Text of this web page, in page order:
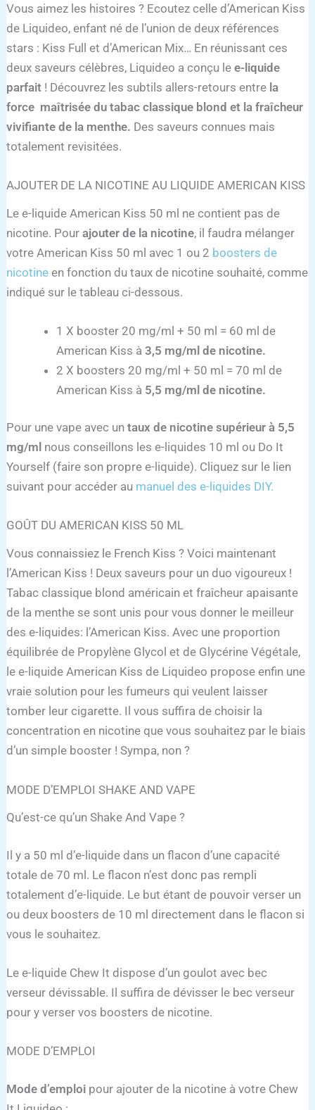
Vous aimez les histoires ? Ecoutez celle d’American Kiss
de Liquideo, enfant né de l’union de deux références
stars : Kiss Full et d’American Mix… En réunissant ces
deux saveurs célèbres, Liquideo a conçu lee-liquide
parfait ! Découvrez les subtils allers-retours entre la
force maîtrisée du tabac classique blond et la fraîcheur
vivifiante de la menthe. Des saveurs connues mais
totalement revisitées.
AJOUTER DE LA NICOTINE AU LIQUIDE AMERICAN KISS
Le e-liquide American Kiss 50 ml ne contient pas de
nicotine. Pourajouter de la nicotine, il faudra mélanger
votre American Kiss 50 ml avec 1 ou 2 boosters de
nicotine en fonction du taux de nicotine souhaité, comme
indiqué sur le tableau ci-dessous.
1 X booster 20 mg/ml + 50 ml = 60 ml de
American Kiss à3,5 mg/ml de nicotine.
2 X boosters 20 mg/ml + 50 ml = 70 ml de
American Kiss à 5,5 mg/ml de nicotine.
Pour une vape avec untaux de nicotine supérieur à 5,5
mg/ml nous conseillons les e-liquides 10 ml ou Do It
Yourself (faire son propre e-liquide). Cliquez sur le lien
suivant pour accéder au manuel des e-liquides DIY.
GOÛT DU AMERICAN KISS 50 ML
Vous connaissiez le French Kiss ? Voici maintenant
l’American Kiss ! Deux saveurs pour un duo vigoureux !
Tabac classique blond américain et fraîcheur apaisante
de la menthe se sont unis pour vous donner le meilleur
des e-liquides: l’American Kiss. Avec une proportion
équilibrée de Propylène Glycol et de Glycérine Végétale,
le e-liquide American Kiss de Liquideo propose enfin une
vraie solution pour les fumeurs qui veulent laisser
tomber leur cigarette. Il vous suffira de choisir la
concentration en nicotine que vous souhaitez par le biais
d’un simple booster ! Sympa, non ?
MODE D’EMPLOI SHAKE AND VAPE
Qu’est-ce qu’un Shake And Vape ?
Il y a 50 ml d’e-liquide dans un flacon d’une capacité
totale de 70 ml. Le flacon n’est donc pas rempli
totalement d’e-liquide. Le but étant de pouvoir verser un
ou deux boosters de 10 ml directement dans le flacon si
vous le souhaitez.
Le e-liquide Chew It dispose d’un goulot avec bec
verseur dévissable. Il suffira de dévisser le bec verseur
pour y verser vos boosters de nicotine.
MODE D’EMPLOI
Mode d’emploi pour ajouter de la nicotine à votre Chew